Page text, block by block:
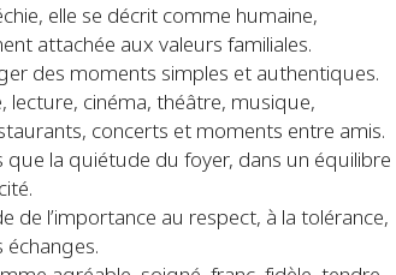
elle se décrit comme humaine,
attachée aux valeurs familiales.
des moments simples et authentiques.
lecture, cinéma, théâtre, musique,
concerts et moments entre amis.
que la quiétude du foyer, dans un équilibre
de l’importance au respect, à la tolérance,
échanges.